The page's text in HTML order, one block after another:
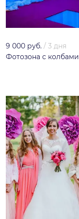
9 000 руб. / 3 дня
Фотозона с колбами